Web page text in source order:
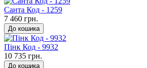
Санта Код - 1259
7 460 грн.
До кошика
Пінк Код - 9932
10 735 грн.
До кошика